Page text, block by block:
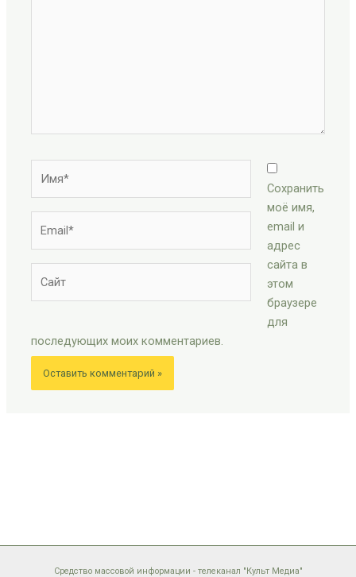
Сохранить
моё имя,
email и
адрес
сайта в
этом
браузере
для
последующих моих комментариев.
Средство массовой информации - телеканал "Культ Медиа"